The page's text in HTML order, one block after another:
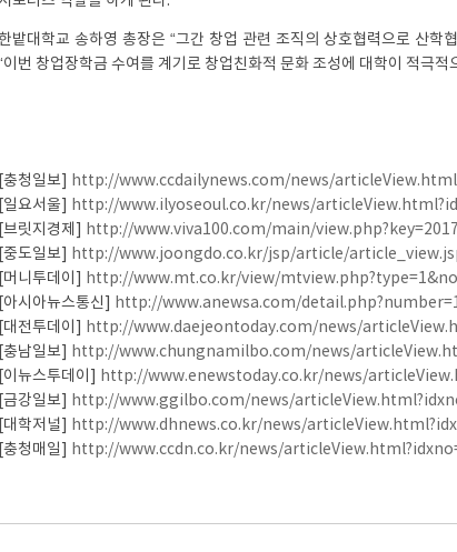
밭대학교 송하영 총장은 “그간 창업 관련 조직의 상호협력으로 산학
이번 창업장학금 수여를 계기로 창업친화적 문화 조성에 대학이 적극적
[충청일보]
http://www.ccdailynews.com/news/
[일요서울]
http://www.ilyoseoul.co.kr/news/
[브릿지경제]
http://www.viva100.com/main/
[중도일보]
http://www.joongdo.co.kr/jsp/article/
[머니투데이]
http://www.mt.co.kr/view/
[아시아뉴스통신]
http://www.anewsa.com/
[대전투데이]
http://www.daejeontoday.com/news/
[충남일보]
http://www.chungnamilbo.com/news/
[이뉴스투데이]
http://www.enewstoday.co.kr/news/
[금강일보]
http://www.ggilbo.com/news/
[대학저널]
http://www.dhnews.co.kr/news/
[충청매일]
http://www.ccdn.co.kr/news/